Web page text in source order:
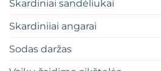
Skardiniai sandėliukai
Skardiniiai angarai
Sodas daržas